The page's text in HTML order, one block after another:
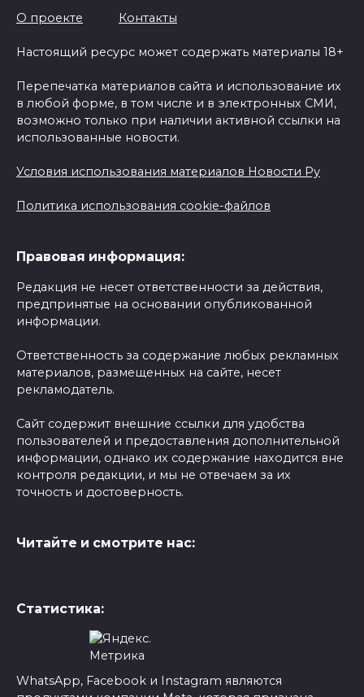
О проекте Контакты
Настоящий ресурс может содержать материалы 18+
Перепечатка материалов сайта и использование их
в любой форме, в том числе и в электронных СМИ,
возможно только при наличии активной ссылки на
использованные новости.
Условия использования материалов Новости Ру
Политика использования cookie-файлов
Правовая информация:
Редакция не несет ответственности за действия,
предпринятые на основании опубликованной
информации.
Ответственность за содержание любых рекламных
материалов, размещенных на сайте, несет
рекламодатель.
Сайт содержит внешние ссылки для удобства
пользователей и предоставления дополнительной
информации, однако их содержание находится вне
контроля редакции, и мы не отвечаем за их
точность и достоверность.
Читайте и смотрите нас:
Статистика:
WhatsApp, Facebook и Instagram являются